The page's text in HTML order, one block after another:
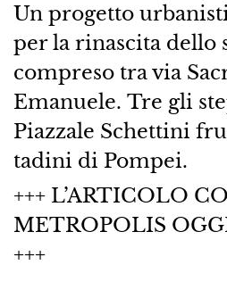
Un progetto
per la rinascita dello
compreso tra via
Emanuele. Tre gli
Piazzale Schettini
tadini di Pompei.
+++ L’ARTICOLO
METROPOLIS
+++